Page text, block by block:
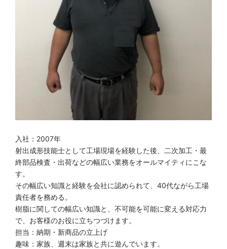
入社：2007年
射出成形技能士として工場現場を経験した後、二次加工・最
終部品検査・出荷などの幅広い業務をオールマイティにこな
す。
その幅広い知識と経験を会社に認められて、40代ながら工場
責任者を務める。
樹脂に関しての幅広い知識と、不可能を可能に変える対応力
で、お客様のお役に立ちつづけます。
担当：納期・新商品の立上げ
趣味：家族、週末は家族と共に遊んでいます。